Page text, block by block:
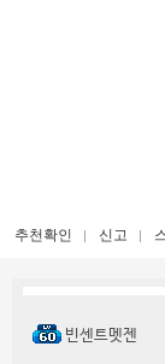
추천확인 신고
빈센트멧젠